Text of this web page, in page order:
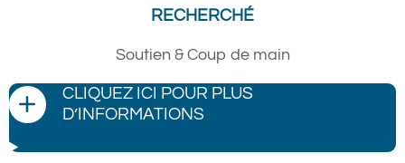
RECHERCHÉ
Soutien & Coup de main
CLIQUEZ ICI POUR PLUS
D’INFORMATIONS